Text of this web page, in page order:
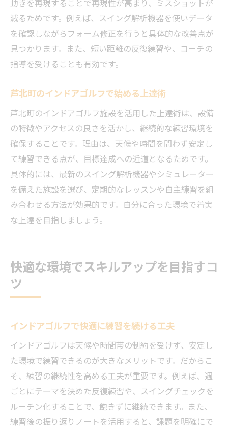
動きを再現することで再現性が高まり、ミスショットが
減るためです。例えば、スイング解析機器を使いデータ
を確認しながらフォーム修正を行うと具体的な改善点が
見つかります。また、短い距離の反復練習や、コーチの
指導を受けることも有効です。
芦北町のインドアゴルフで始める上達術
芦北町のインドアゴルフ施設を活用した上達術は、設備
の特徴やアクセスの良さを活かし、継続的な練習環境を
確保することです。理由は、天候や時間を問わず安定し
て練習できる点が、目標達成への近道となるためです。
具体的には、最新のスイング解析機器やシミュレーター
を備えた施設を選び、定期的なレッスンや自主練習を組
み合わせる方法が効果的です。自分に合った環境で着実
な上達を目指しましょう。
快適な環境でスキルアップを目指すコ
ツ
インドアゴルフで快適に練習を続ける工夫
インドアゴルフは天候や時間帯の制約を受けず、安定し
た環境で練習できるのが大きなメリットです。だからこ
そ、練習の継続性を高める工夫が重要です。例えば、週
ごとにテーマを決めた反復練習や、スイングチェックを
ルーチン化することで、飽きずに継続できます。また、
練習後の振り返りノートを活用すると、課題を明確にで